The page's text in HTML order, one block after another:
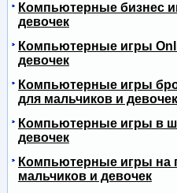
Компьютерные бизнес
девочек
Компьютерные игры
девочек
Компьютерные игры
для мальчиков и девочек
Компьютерные игры в
девочек
Компьютерные игры на
мальчиков и девочек